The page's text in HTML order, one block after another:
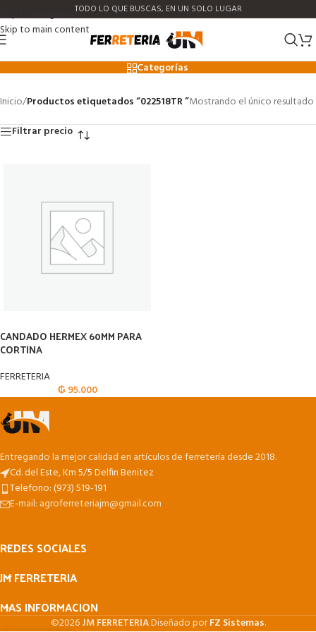
Skip to navigation
Skip to main content
TODO LO QUE BUSCAS, EN UN SOLO LUGAR
022518TR
Categorías
Inicio/Productos etiquetados “022518TR ”Mostrando el único resultado
Filtrar precio
CANDADO HERMEX 60MM PARA
CORTINA
FERRETERIA
₲ 95.000
Entregando la mejor calidad en artículos de ferretería desde 2018.
Cd. del Este, Km 5/5 Delfin Benitez
Telefono: (973) 519-191
E-mail: agroferreteriajm@gmail.com
REDES SOCIALES
JM FERRETERIA
MAS INFORMACION
©2026JM FERRETERIADiseñado porFZ Sistemas.